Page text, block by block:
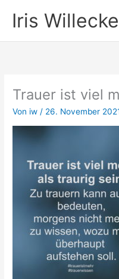
InhaltIris Willecke
Trauer ist viel
Von iw / 26. November